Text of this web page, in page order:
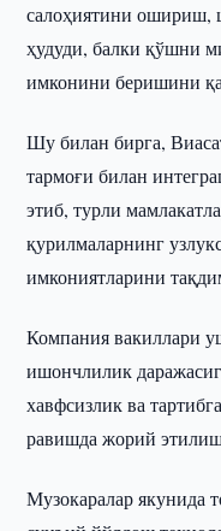
салоҳиятини ошириш,
ҳудуди, балки қўшни
имконини беришини
Шу билан бирга,
тармоғи билан
этиб, турли
қурилмаларнинг
имкониятларини
Компания вакиллари
ишончлилик
хавфсизлик ва
равишда жорий
Музокаралар якунида